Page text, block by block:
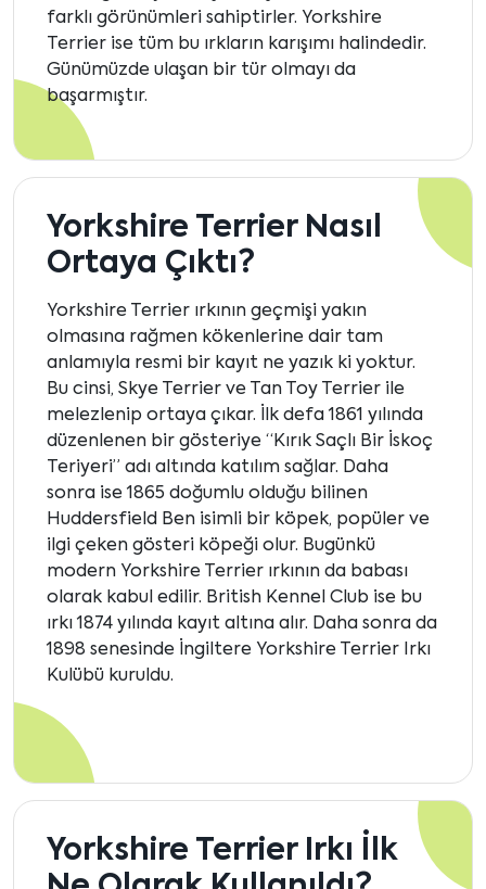
farklı görünümleri sahiptirler. Yorkshire
Terrier ise tüm bu ırkların karışımı halindedir.
Günümüzde ulaşan bir tür olmayı da
başarmıştır.
Yorkshire Terrier Nasıl
Ortaya Çıktı?
Yorkshire Terrier ırkının geçmişi yakın
olmasına rağmen kökenlerine dair tam
anlamıyla resmi bir kayıt ne yazık ki yoktur.
Bu cinsi, Skye Terrier ve Tan Toy Terrier ile
melezlenip ortaya çıkar. İlk defa 1861 yılında
düzenlenen bir gösteriye “Kırık Saçlı Bir İskoç
Teriyeri” adı altında katılım sağlar. Daha
sonra ise 1865 doğumlu olduğu bilinen
Huddersfield Ben isimli bir köpek, popüler ve
ilgi çeken gösteri köpeği olur. Bugünkü
modern Yorkshire Terrier ırkının da babası
olarak kabul edilir. British Kennel Club ise bu
ırkı 1874 yılında kayıt altına alır. Daha sonra da
1898 senesinde İngiltere Yorkshire Terrier Irkı
Kulübü kuruldu.
Yorkshire Terrier Irkı İlk